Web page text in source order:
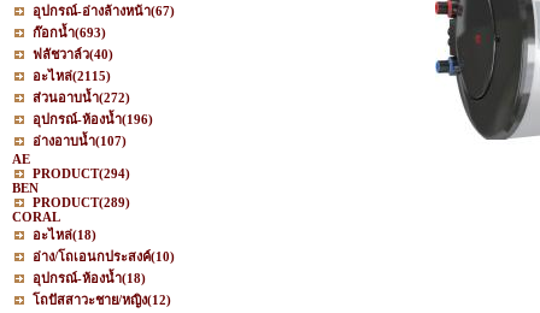
อุปกรณ์-อ่างล้างหน้า(67)
ก๊อกน้ำ(693)
ฟลัชวาล์ว(40)
อะไหล่(2115)
ส่วนอาบน้ำ(272)
อุปกรณ์-ห้องน้ำ(196)
อ่างอาบน้ำ(107)
AE
PRODUCT(294)
BEN
PRODUCT(289)
CORAL
อะไหล่(18)
อ่าง/โถเอนกประสงค์(10)
อุปกรณ์-ห้องน้ำ(18)
โถปัสสาวะชาย/หญิง(12)